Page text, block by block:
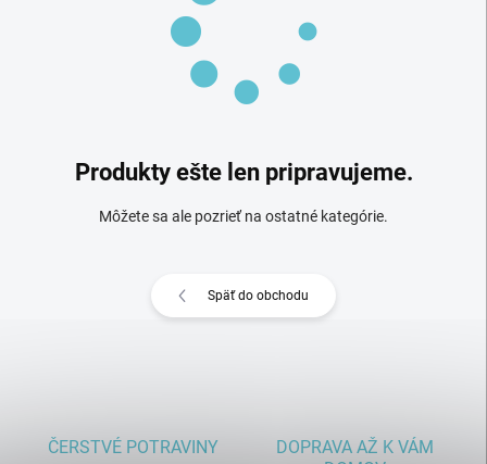
Produkty ešte len pripravujeme.
Môžete sa ale pozrieť na ostatné kategórie.
Späť do obchodu
ČERSTVÉ POTRAVINY
DOPRAVA AŽ K VÁM